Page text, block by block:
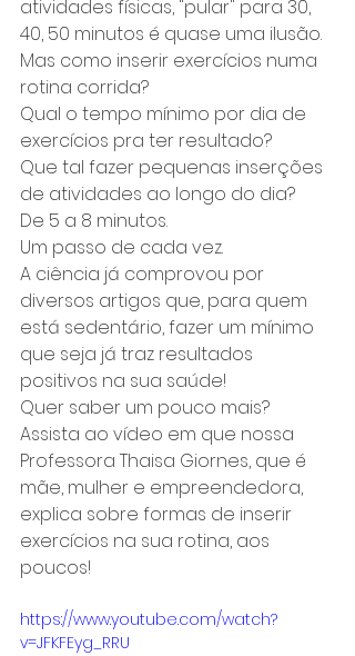
atividades físicas, "pular" para 30,
40, 50 minutos é quase uma ilusão.
Mas como inserir exercícios numa
rotina corrida?
Qual o tempo mínimo por dia de
exercícios pra ter resultado?
Que tal fazer pequenas inserções
de atividades ao longo do dia?
De 5 a 8 minutos.
Um passo de cada vez.
A ciência já comprovou por
diversos artigos que, para quem
está sedentário, fazer um mínimo
que seja já traz resultados
positivos na sua saúde!
Quer saber um pouco mais?
Assista ao vídeo em que nossa
Professora Thaisa Giornes, que é
mãe, mulher e empreendedora,
explica sobre formas de inserir
exercícios na sua rotina, aos
poucos!
https://www.youtube.com/watch?
v=JFKFEyg_RRU